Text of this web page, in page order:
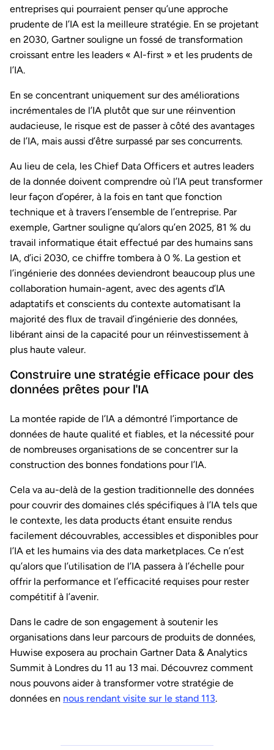
entreprises qui pourraient penser qu’une approche
prudente de l’IA est la meilleure stratégie. En se projetant
en 2030, Gartner souligne un fossé de transformation
croissant entre les leaders « AI-first » et les prudents de
l’IA.
En se concentrant uniquement sur des améliorations
incrémentales de l’IA plutôt que sur une réinvention
audacieuse, le risque est de passer à côté des avantages
de l’IA, mais aussi d’être surpassé par ses concurrents.
Au lieu de cela, les Chief Data Officers et autres leaders
de la donnée doivent comprendre où l’IA peut transformer
leur façon d’opérer, à la fois en tant que fonction
technique et à travers l’ensemble de l’entreprise. Par
exemple, Gartner souligne qu’alors qu’en 2025, 81 % du
travail informatique était effectué par des humains sans
IA, d’ici 2030, ce chiffre tombera à 0 %. La gestion et
l’ingénierie des données deviendront beaucoup plus une
collaboration humain-agent, avec des agents d’IA
adaptatifs et conscients du contexte automatisant la
majorité des flux de travail d’ingénierie des données,
libérant ainsi de la capacité pour un réinvestissement à
plus haute valeur.
Construire une stratégie efficace pour des
données prêtes pour l'IA
La montée rapide de l’IA a démontré l’importance de
données de haute qualité et fiables, et la nécessité pour
de nombreuses organisations de se concentrer sur la
construction des bonnes fondations pour l’IA.
Cela va au-delà de la gestion traditionnelle des données
pour couvrir des domaines clés spécifiques à l’IA tels que
le contexte, les data products étant ensuite rendus
facilement découvrables, accessibles et disponibles pour
l’IA et les humains via des data marketplaces. Ce n’est
qu’alors que l’utilisation de l’IA passera à l’échelle pour
offrir la performance et l’efficacité requises pour rester
compétitif à l’avenir.
Dans le cadre de son engagement à soutenir les
organisations dans leur parcours de produits de données,
Huwise exposera au prochain Gartner Data & Analytics
Summit à Londres du 11 au 13 mai. Découvrez comment
nous pouvons aider à transformer votre stratégie de
données en nous rendant visite sur le stand 113.